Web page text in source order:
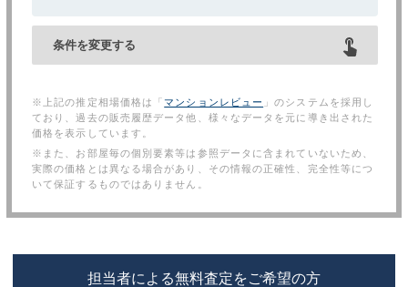
条件を変更する
※上記の推定相場価格は「マンションレビュー 」のシステムを採用し
ており、過去の販売履歴データ他、様々なデータを元に導き出された
価格を表示しています。
※また、お部屋毎の個別要素等は参照データに含まれていないため、
実際の価格とは異なる場合があり、その情報の正確性、完全性等につ
いて保証するものではありません。
担当者による無料査定をご希望の方